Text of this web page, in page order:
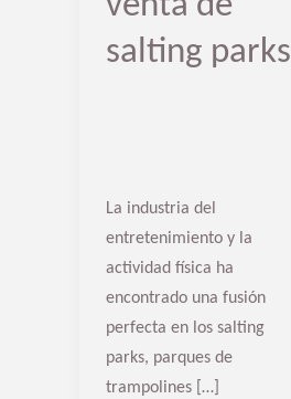
salting parks
La industria del
entretenimiento y la
actividad física ha
encontrado una fusión
perfecta en los salting
parks, parques de
trampolines […]